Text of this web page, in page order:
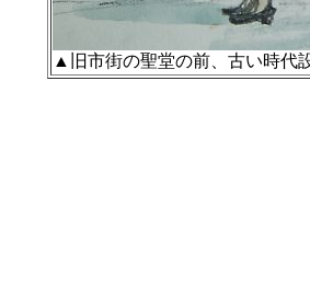
▲旧市街の聖堂の前、古い時代